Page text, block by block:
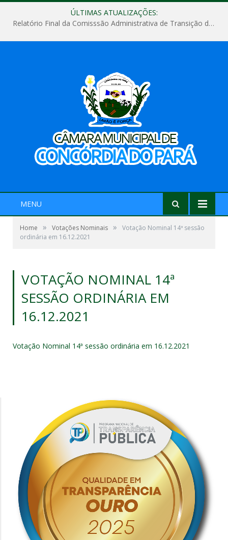
ÚLTIMAS ATUALIZAÇÕES:
Relatório Final da Comisssão Administrativa de Transição de Mandato do Poder Legislativo do Município de Concórdia do Pará
MENU
Home » Votações Nominais »
Votação Nominal 14ª sessão
ordinária em 16.12.2021
VOTAÇÃO NOMINAL 14ª
SESSÃO ORDINÁRIA EM
16.12.2021
Votação Nominal 14ª sessão ordinária em 16.12.2021